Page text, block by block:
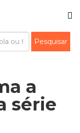
a
série